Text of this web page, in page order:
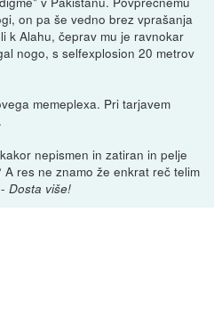
on pa še vedno brez vprašanja
k Alahu, čeprav mu je ravnokar
nogo, s selfexplosion 20 metrov
memeplexa. Pri tarjavem
nepismen in zatiran in pelje
res ne znamo že enkrat reč telim
-Dosta više!